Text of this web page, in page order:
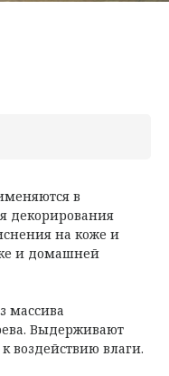
в
декорирования
на коже и
и домашней
массива
Выдерживают
воздействию влаги.